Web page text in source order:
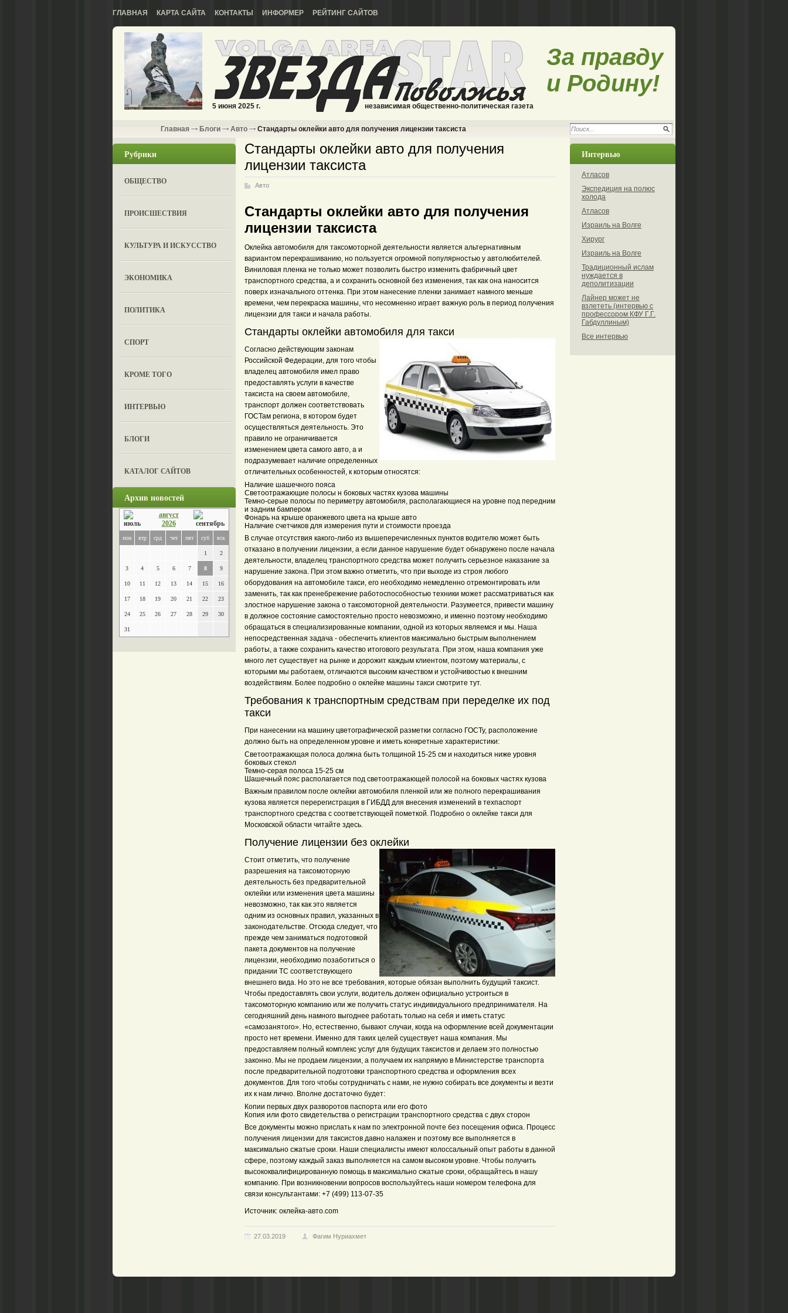
ГЛАВНАЯ КАРТА САЙТА КОНТАКТЫ ИНФОРМЕР РЕЙТИНГ САЙТОВ
5 июня 2025 г. независимая общественно-политическая газета
За правду
и Родину!
Главная Блоги Авто Стандарты оклейки авто для получения лицензии таксиста
Рубрики
ОБЩЕСТВО
ПРОИСШЕСТВИЯ
КУЛЬТУРА И ИСКУССТВО
ЭКОНОМИКА
ПОЛИТИКА
СПОРТ
КРОМЕ ТОГО
ИНТЕРВЬЮ
БЛОГИ
КАТАЛОГ САЙТОВ
Архив новостей
август
2026
пон втр срд чет пят суб вск
1 2
3 4 5 6 7 8 9
10 11 12 13 14 15 16
17 18 19 20 21 22 23
24 25 26 27 28 29 30
31
Стандарты оклейки авто для получения
лицензии таксиста
Авто
Стандарты оклейки авто для получения
лицензии таксиста
Оклейка автомобиля для таксомоторной деятельности является альтернативным
вариантом перекрашиванию, но пользуется огромной популярностью у автолюбителей.
Виниловая пленка не только может позволить быстро изменить фабричный цвет
транспортного средства, а и сохранить основной без изменения, так как она наносится
поверх изначального оттенка. При этом нанесение пленки занимает намного меньше
времени, чем перекраска машины, что несомненно играет важную роль в период получения
лицензии для такси и начала работы.
Стандарты оклейки автомобиля для такси
Согласно действующим законам
Российской Федерации, для того чтобы
владелец автомобиля имел право
предоставлять услуги в качестве
таксиста на своем автомобиле,
транспорт должен соответствовать
ГОСТам региона, в котором будет
осуществляться деятельность. Это
правило не ограничивается
изменением цвета самого авто, а и
подразумевает наличие определенных
отличительных особенностей, к которым относятся:
Наличие шашечного пояса
Светоотражающие полосы н боковых частях кузова машины
Темно-серые полосы по периметру автомобиля, располагающиеся на уровне под передним
и задним бампером
Фонарь на крыше оранжевого цвета на крыше авто
Наличие счетчиков для измерения пути и стоимости проезда
В случае отсутствия какого-либо из вышеперечисленных пунктов водителю может быть
отказано в получении лицензии, а если данное нарушение будет обнаружено после начала
деятельности, владелец транспортного средства может получить серьезное наказание за
нарушение закона. При этом важно отметить, что при выходе из строя любого
оборудования на автомобиле такси, его необходимо немедленно отремонтировать или
заменить, так как пренебрежение работоспособностью техники может рассматриваться как
злостное нарушение закона о таксомоторной деятельности. Разумеется, привести машину
в должное состояние самостоятельно просто невозможно, и именно поэтому необходимо
обращаться в специализированные компании, одной из которых являемся и мы. Наша
непосредственная задача - обеспечить клиентов максимально быстрым выполнением
работы, а также сохранить качество итогового результата. При этом, наша компания уже
много лет существует на рынке и дорожит каждым клиентом, поэтому материалы, с
которыми мы работаем, отличаются высоким качеством и устойчивостью к внешним
воздействиям. Более подробно о оклейке машины такси смотрите тут.
Требования к транспортным средствам при переделке их под
такси
При нанесении на машину цветографической разметки согласно ГОСТу, расположение
должно быть на определенном уровне и иметь конкретные характеристики:
Светоотражающая полоса должна быть толщиной 15-25 см и находиться ниже уровня
боковых стекол
Темно-серая полоса 15-25 см
Шашечный пояс располагается под светоотражающей полосой на боковых частях кузова
Важным правилом после оклейки автомобиля пленкой или же полного перекрашивания
кузова является перерегистрация в ГИБДД для внесения изменений в техпаспорт
транспортного средства с соответствующей пометкой. Подробно о оклейке такси для
Московской области читайте здесь.
Получение лицензии без оклейки
Стоит отметить, что получение
разрешения на таксомоторную
деятельность без предварительной
оклейки или изменения цвета машины
невозможно, так как это является
одним из основных правил, указанных в
законодательстве. Отсюда следует, что
прежде чем заниматься подготовкой
пакета документов на получение
лицензии, необходимо позаботиться о
придании ТС соответствующего
внешнего вида. Но это не все требования, которые обязан выполнить будущий таксист.
Чтобы предоставлять свои услуги, водитель должен официально устроиться в
таксомоторную компанию или же получить статус индивидуального предпринимателя. На
сегодняшний день намного выгоднее работать только на себя и иметь статус
«самозанятого». Но, естественно, бывают случаи, когда на оформление всей документации
просто нет времени. Именно для таких целей существует наша компания. Мы
предоставляем полный комплекс услуг для будущих таксистов и делаем это полностью
законно. Мы не продаем лицензии, а получаем их напрямую в Министерстве транспорта
после предварительной подготовки транспортного средства и оформления всех
документов. Для того чтобы сотрудничать с нами, не нужно собирать все документы и везти
их к нам лично. Вполне достаточно будет:
Копии первых двух разворотов паспорта или его фото
Копия или фото свидетельства о регистрации транспортного средства с двух сторон
Все документы можно прислать к нам по электронной почте без посещения офиса. Процесс
получения лицензии для таксистов давно налажен и поэтому все выполняется в
максимально сжатые сроки. Наши специалисты имеют колоссальный опыт работы в данной
сфере, поэтому каждый заказ выполняется на самом высоком уровне. Чтобы получить
высококвалифицированную помощь в максимально сжатые сроки, обращайтесь в нашу
компанию. При возникновении вопросов воспользуйтесь наши номером телефона для
связи консультантами: +7 (499) 113-07-35
Источник: оклейка-авто.com
27.03.2019 Фагим Нуриахмет
Интервью
Атласов
Экспедиция на полюс
холода
Атласов
Израиль на Волге
Хирург
Израиль на Волге
Традиционный ислам
нуждается в
деполитизации
Лайнер может не
взлететь (интервью с
профессором КФУ Г.Г.
Габдуллиным)
Все интервью